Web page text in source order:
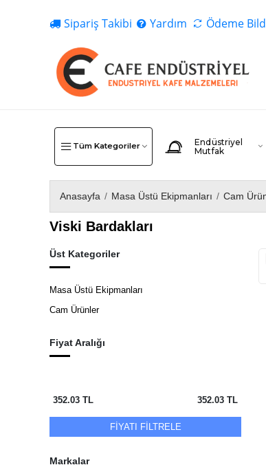
Sipariş Takibi Yardım Ödeme
Tüm Kategoriler
Endüstriyel
Mutfak
Anasayfa / Masa Üstü Ekipmanları / Cam
Viski Bardakları
Üst Kategoriler
Masa Üstü Ekipmanları
Cam Ürünler
Fiyat Aralığı
352.03 TL 352.03 TL
FİYATI FİLTRELE
Markalar